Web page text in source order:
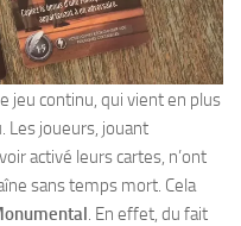
jeu continu, qui vient en plus
Les joueurs, jouant
activé leurs cartes, n’ont
sans temps mort. Cela
. En effet, du fait